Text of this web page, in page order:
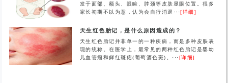
发于面部、额头、眼睑、脖颈等皮肤显眼位置。很多
家长初期不以为意，认为会自行消退···[详细]
天生红色胎记，是什么原因造成的？
天生红色胎记并非单一的一种疾病，而是多种皮肤表
现的统称。在医学上，最常见的两种红色胎记是婴幼
儿血管瘤和鲜红斑痣(葡萄酒色斑)。···[详细]